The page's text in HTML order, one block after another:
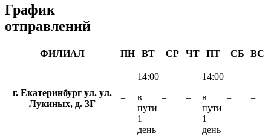
График
отправлений
ФИЛИАЛ ПН ВТ СР ЧТ ПТ СБ ВС
г. Екатеринбург ул. ул.
Лукиных, д. 3Г
−
14:00
в
пути
1
день
− −
14:00
в
пути
1
день
− −